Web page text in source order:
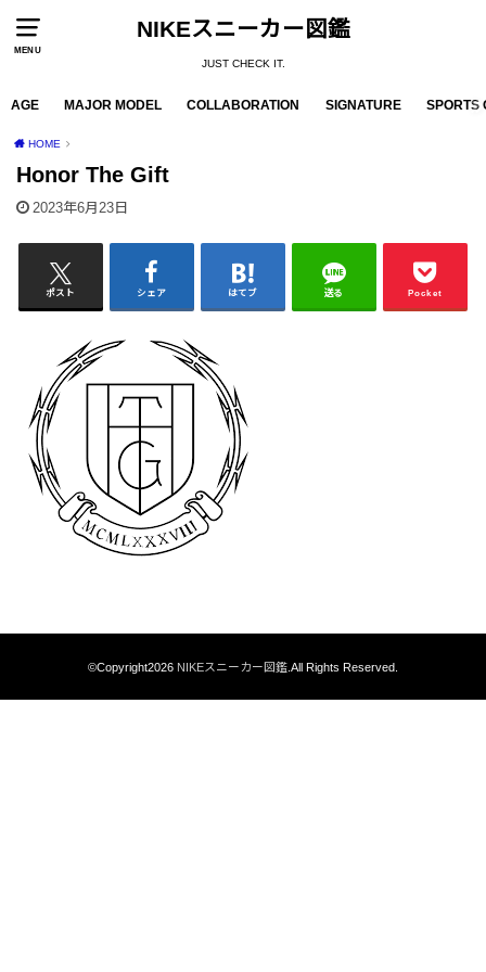
MENU
NIKEスニーカー図鑑
JUST CHECK IT.
AGE MAJOR MODEL COLLABORATION SIGNATURE SPORTS
HOME
Honor The Gift
2023年6月23日
ポスト シェア はてブ 送る Pocket
©Copyright2026 NIKEスニーカー図鑑.All Rights Reserved.